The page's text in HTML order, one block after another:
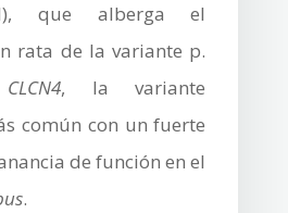
que alberga el
rata de la variante p.
CLCN4, la variante
común con un fuerte
de función en el
.